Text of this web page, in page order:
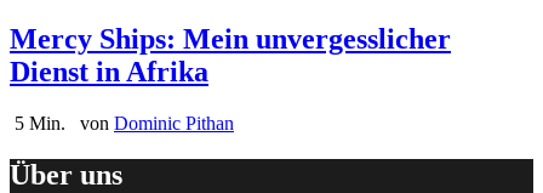
Mercy Ships: Mein unvergesslicher
Dienst in Afrika
5 Min. von Dominic Pithan
Über uns